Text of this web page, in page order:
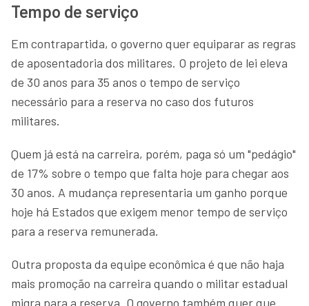
Tempo de serviço
Em contrapartida, o governo quer equiparar as regras
de aposentadoria dos militares. O projeto de lei eleva
de 30 anos para 35 anos o tempo de serviço
necessário para a reserva no caso dos futuros
militares.
Quem já está na carreira, porém, paga só um "pedágio"
de 17% sobre o tempo que falta hoje para chegar aos
30 anos. A mudança representaria um ganho porque
hoje há Estados que exigem menor tempo de serviço
para a reserva remunerada.
Outra proposta da equipe econômica é que não haja
mais promoção na carreira quando o militar estadual
migra para a reserva. O governo também quer que